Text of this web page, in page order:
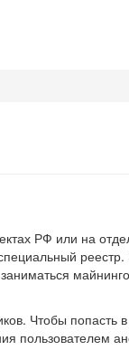
РФ или на
Чтобы
пользователем